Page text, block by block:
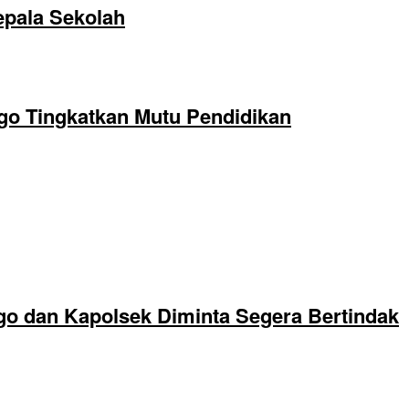
Sekolah
Tingkatkan Mutu Pendidikan
dan Kapolsek Diminta Segera Bertindak